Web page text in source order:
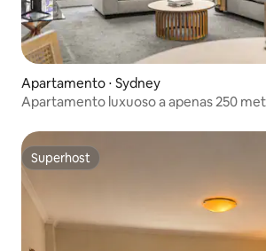
Apartamento ⋅ Sydney
Apartamento luxuoso a apenas 250
Superhost
Superhost